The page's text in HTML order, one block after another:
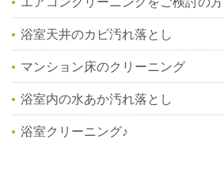
浴室天井のカビ汚れ落とし
マンション床のクリーニング
浴室内の水あか汚れ落とし
浴室クリーニング♪